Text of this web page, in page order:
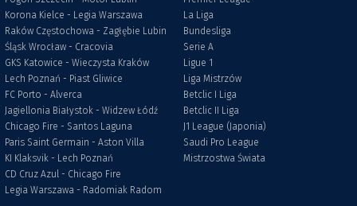
Korona Kielce - Legia Warszawa
Raków Częstochowa - Zagłębie Lubin
Śląsk Wrocław - Cracovia
GKS Katowice - Wieczysta Kraków
Lech Poznań - Piast Gliwice
FC Porto - Alverca
Jagiellonia Białystok - Widzew Łódź
Chicago Fire - Santos Laguna
Paris Saint Germain - Aston Villa
KI Klaksvik - Lech Poznań
CD Cruz Azul - Chicago Fire
Legia Warszawa - Radomiak Radom
La Liga
Bundesliga
Serie A
Ligue 1
Liga Mistrzów
Betclic I Liga
Betclic II Liga
J1 League (Japonia)
Saudi Pro League
Mistrzostwa Świata